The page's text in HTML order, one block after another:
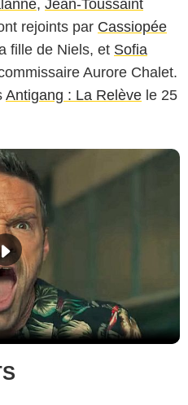
, Jean-Toussaint
rejoints par Cassiopée
fille de Niels, et Sofia
Aurore Chalet.
Antigang : La Relève le 25